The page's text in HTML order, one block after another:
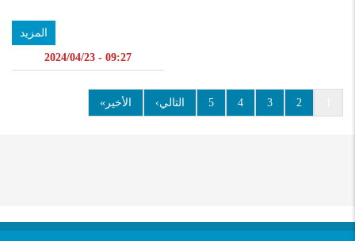
المزيد
09:27 - 2024/04/23
Pagination
Currentالصفحة
2 الصفحة
3 الصفحة
4 الصفحة
5
الصفحة
التالي›
Last
الأخير»